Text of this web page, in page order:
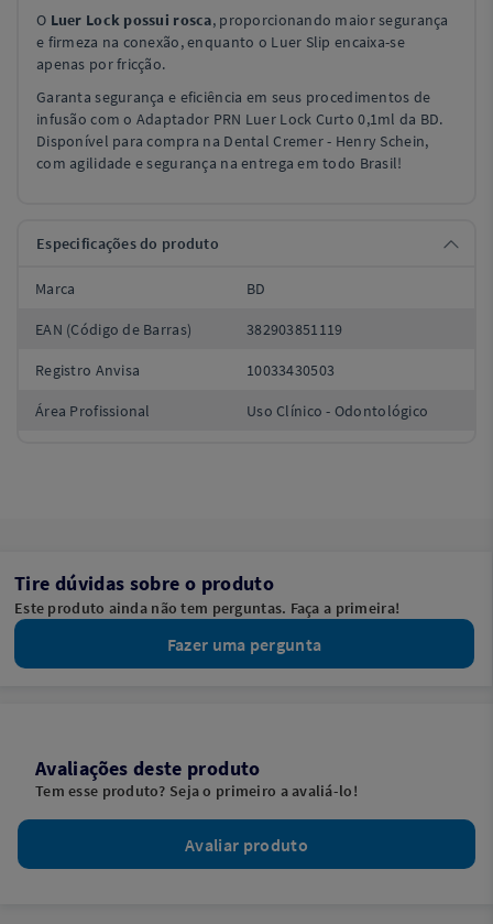
O Luer Lock possui rosca, proporcionando maior segurança
e firmeza na conexão, enquanto o Luer Slip encaixa-se
apenas por fricção.
Garanta segurança e eficiência em seus procedimentos de
infusão com o Adaptador PRN Luer Lock Curto 0,1ml da BD.
Disponível para compra na Dental Cremer - Henry Schein,
com agilidade e segurança na entrega em todo Brasil!
Especificações do produto
Marca BD
EAN (Código de Barras) 382903851119
Registro Anvisa 10033430503
Área Profissional Uso Clínico - Odontológico
Tire dúvidas sobre o produto
Este produto ainda não tem perguntas. Faça a primeira!
Fazer uma pergunta
Avaliações deste produto
Tem esse produto? Seja o primeiro a avaliá-lo!
Avaliar produto